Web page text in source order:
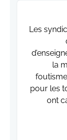
Les
la
pour les
ont